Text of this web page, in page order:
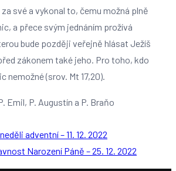
své a vykonal to, čemu možná plně
a přece svým jednáním prožívá
bude později veřejně hlásat Ježíš
zákonem také jeho. Pro toho, kdo
nemožné (srov. Mt 17,20).
Emil, P. Augustín a P. Braňo
adventní – 11. 12. 2022
Narození Páně – 25. 12. 2022